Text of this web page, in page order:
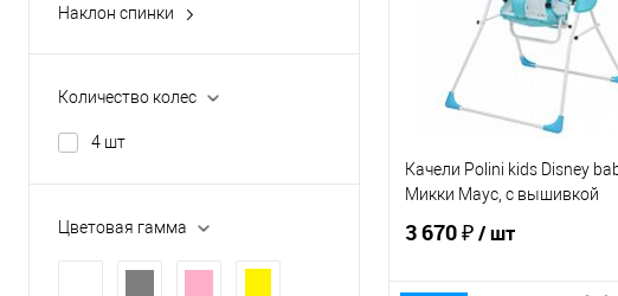
Наклон спинки
Количество колес
4 шт
Цветовая гамма
В избранное
По
Качели Polini kids Disney
Микки Маус, с вышивкой
3 670 ₽/ шт